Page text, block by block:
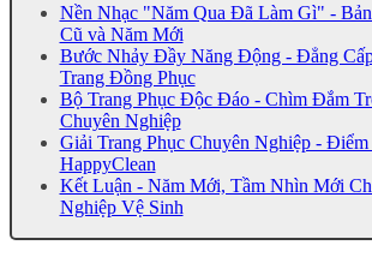
Nền Nhạc "Năm Qua Đã Làm Gì" -
Cũ và Năm Mới
Bước Nhảy Đầy Năng Động - Đẳng
Trang Đồng Phục
Bộ Trang Phục Độc Đáo - Chìm Đắm
Chuyên Nghiệp
Giải Trang Phục Chuyên Nghiệp -
HappyClean
Kết Luận - Năm Mới, Tầm Nhìn Mới
Nghiệp Vệ Sinh